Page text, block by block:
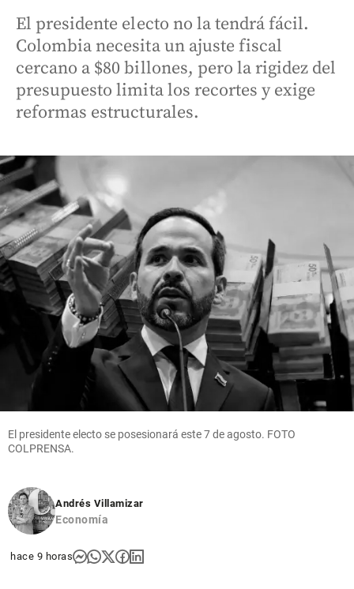
El presidente electo no la tendrá fácil.
Colombia necesita un ajuste fiscal
cercano a $80 billones, pero la rigidez del
presupuesto limita los recortes y exige
reformas estructurales.
El presidente electo se posesionará este 7 de agosto. FOTO
COLPRENSA.
Andrés Villamizar
Economía
hace 9 horas